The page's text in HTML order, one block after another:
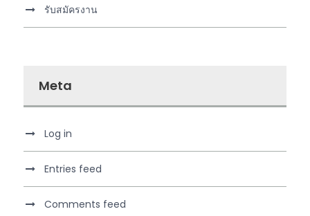
รับสมัครงาน
Meta
Log in
Entries feed
Comments feed